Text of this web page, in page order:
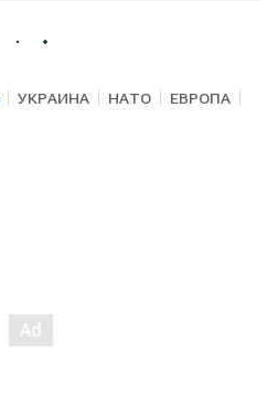
УКРАИНА НАТО
ЕВРОПА